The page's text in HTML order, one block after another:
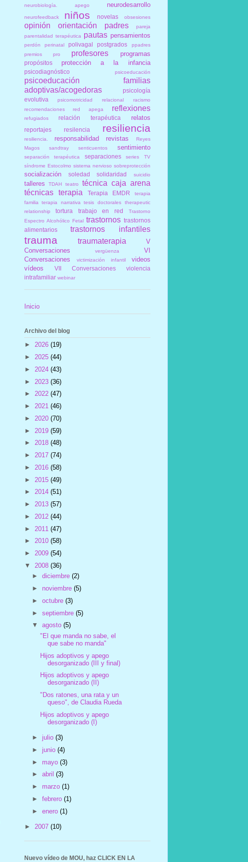
neurobiología. apego neurodesarrollo
neurofeedback niños novelas obsesiones
opinión orientación padres
pareja
parentalidad terapéutica
pautas pensamientos
perdón perinatal polivagal postgrados
ppadres
premios
pro profesores programas
propósitos protección a la infancia
psicodiagnóstico psicoeducación
psicoeducación familias
adoptivas/acogedoras
psicología
evolutiva
psicomotricidad relacional
racismo
recomendaciones
red apega reflexiones
refugiados relación terapéutica relatos
reportajes resilencia resiliencia
resiliencia. responsabilidad revistas
Reyes
Magos
sandtray senticuentos sentimiento
separación terapéutica separaciones
series TV
síndrome Estocolmo sistema nervioso sobreprotección
socialización soledad solidaridad suicidio
talleres TDAH teatro
técnica caja arena
técnicas
terapia Terapia EMDR
terapia
familia
terapia narrativa tesis doctorales
therapeutic
relationship
tortura trabajo en red
Trastorno
Espectro Alcohólico Fetal trastornos trastornos
alimentarios
trastornos infantiles
trauma traumaterapia
V
Conversaciones
vergüenza
VI
Conversaciones
victimización infantil
videos
vídeos
VII Conversaciones
violencia
intrafamiliar webinar
Inicio
Archivo del blog
► 2026 (19)
► 2025 (44)
► 2024 (43)
► 2023 (36)
► 2022 (47)
► 2021 (46)
► 2020 (70)
► 2019 (59)
► 2018 (48)
► 2017 (74)
► 2016 (58)
► 2015 (49)
► 2014 (51)
► 2013 (57)
► 2012 (44)
► 2011 (47)
► 2010 (58)
► 2009 (54)
▼ 2008 (36)
►diciembre(2)
► noviembre(5)
►octubre(3)
►septiembre(5)
▼agosto(5)
"El que manda no sabe, el
que sabe no manda"
Hijos adoptivos y apego
desorganizado (III y final)
Hijos adoptivos y apego
desorganizado (II)
"Dos ratones, una rata y un
queso", de Claudia Rueda
Hijos adoptivos y apego
desorganizado (I)
►julio(3)
►junio(4)
► mayo(3)
►abril(3)
► marzo(1)
►febrero(1)
►enero(1)
► 2007 (10)
Nuevo vídeo de MOU, haz CLICK EN LA